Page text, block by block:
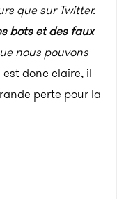
que sur Twitter.
bots et des faux
nous pouvons
est donc claire, il
perte pour la